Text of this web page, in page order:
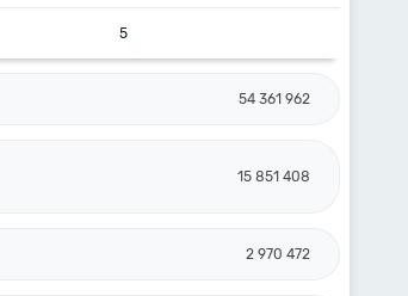
5
54 361 962
15 851 408
2 970 472